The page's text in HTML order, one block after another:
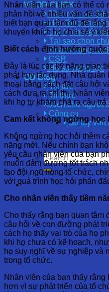
Về OD CLICK
Tầm nhìn và Sứ
Hội đồng
Giá trị chuyển
Tại sao chọn
Khách hàng và
CSR
Hồ sơ năng lực
OD Blog
Tin tức
Tri thức
Sách cho người
Công cụ
Sổ tay văn
Nhân viên của bạn có thể có
phản hồi về nhiều vấn đề
biết bạn quan tâm đủ để
khuyến khích họ chia sẻ ý
Biết cách địnhhướng cuộc
Đây là lúc các kỹ năng giao
phát huy tác dụng. Nhà
thoại bằng cách đặt câu hỏi
cách đưa ra chỉ thị. Nhân
khi họ tự khám phá ra câu
Cam kết không ngừng học
Không ngừng học hỏi thêm
năng mới. Nếu chính bạn
yêu cầu nhân viên của bạn
muốn đảm đương tốt trách
tạo đội ngũ trong tổ chức,
với quá trình học hỏi phấn
Cho nhân viên thấy tiềm
Cho thấy rằng bạn quan
câu hỏi về con đường phát
cách họ thấy vai trò của họ
khi họ chưa có kế hoạch,
họ suy nghĩ về sự nghiệp và
trong tổ chức.
Nhân viên của bạn thấy
hơn vì sự phát triển của tổ